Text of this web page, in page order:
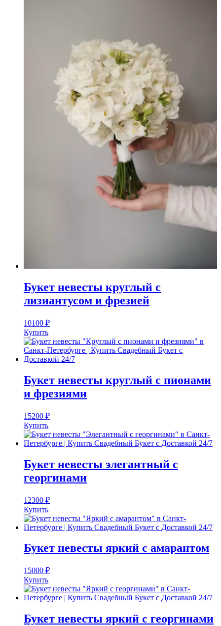
Букет невесты круглый с
лизиантусом и фрезией
10100 ₽
Купить
Букет невесты круглый с пионами
и фрезиями
15200 ₽
Купить
Букет невесты элегантный с
георгинами
12300 ₽
Купить
Букет невесты яркий с амарантом
15000 ₽
Купить
Букет невесты яркий с георгинами